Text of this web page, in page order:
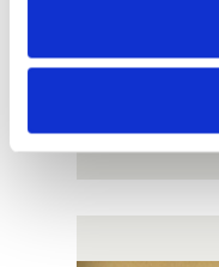
Læs mere